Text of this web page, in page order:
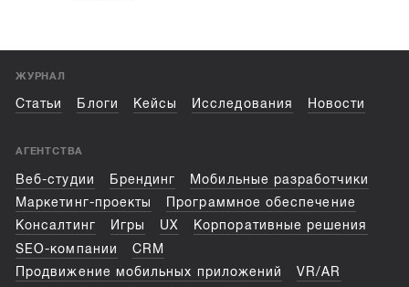
ЖУРНАЛ
Статьи Блоги Кейсы Исследования Новости
АГЕНТСТВА
Веб-студии Брендинг
Мобильные разработчики
Маркетинг-проекты
Программное обеспечение
Консалтинг
Игры UX
Корпоративные решения
SEO-компании
CRM
Продвижение мобильных приложений
VR/AR